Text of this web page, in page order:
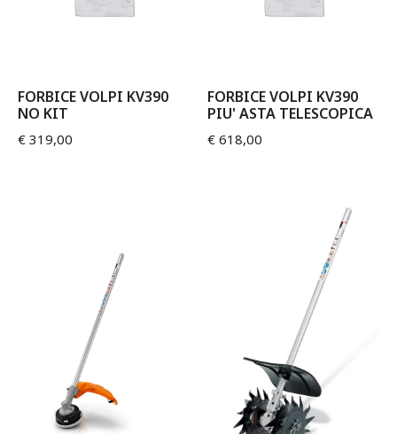
FORBICE VOLPI KV390
NO KIT
€ 319,00
FORBICE VOLPI KV390
PIU' ASTA TELESCOPICA
€ 618,00